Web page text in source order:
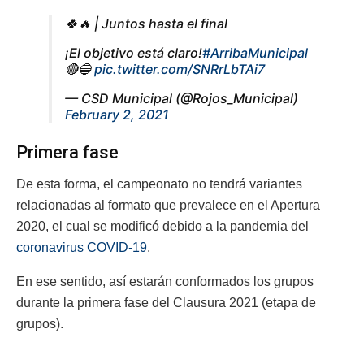
🍀🔥 | Juntos hasta el final
¡El objetivo está claro!#ArribaMunicipal
🔴🔵pic.twitter.com/SNRrLbTAi7
— CSD Municipal (@Rojos_Municipal)
February 2, 2021
Primera fase
De esta forma, el campeonato no tendrá variantes
relacionadas al formato que prevalece en el Apertura
2020, el cual se modificó debido a la pandemia del
coronavirus COVID-19.
En ese sentido, así estarán conformados los grupos
durante la primera fase del Clausura 2021 (etapa de
grupos).